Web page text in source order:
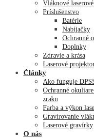
Vláknové
Príslušenstvo
Batérie
Nabíjačky
Ochranné
Doplnky
Zdravie a krása
Laserové
Články
Ako funguje
Ochranné
zraku
Farba a výkon
Gravírovanie
Laserové gravírky
O nás